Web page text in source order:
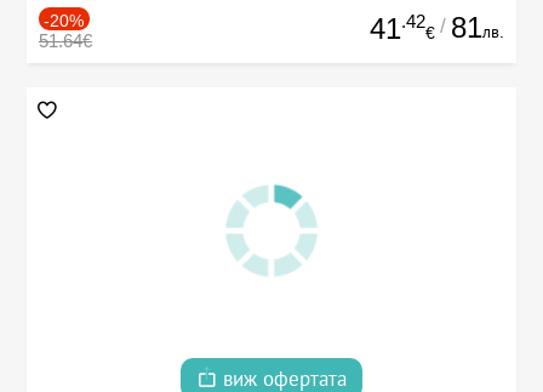
-20%
51.64€ 41.42
€ / 81лв.
виж офертата